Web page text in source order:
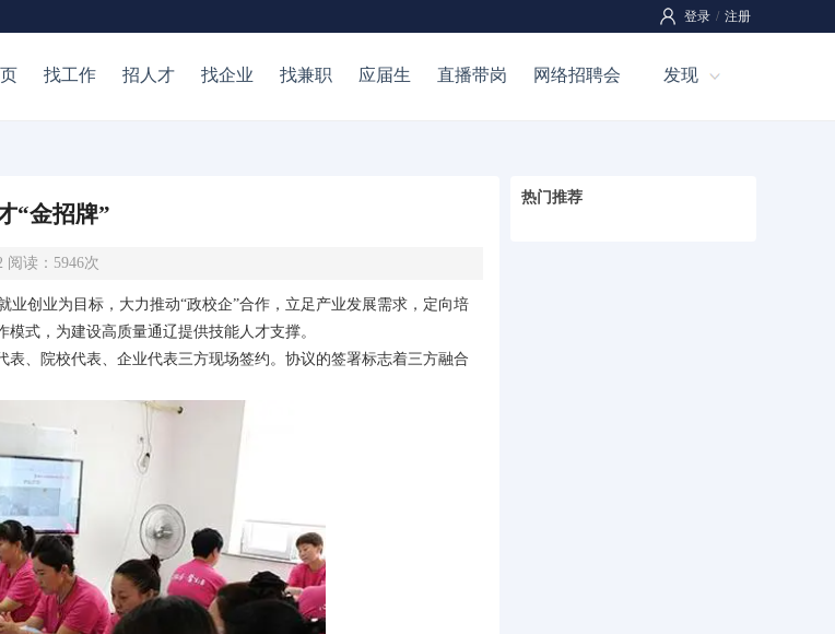
登录 / 注册
找工作 招人才 找企业 找兼职 应届生 直播带岗 网络招聘会 发现
“金招牌”
阅读：5946次
创业为目标，大力推动“政校企”合作，立足产业发展需求，定向培
式，为建设高质量通辽提供技能人才支撑。
、院校代表、企业代表三方现场签约。协议的签署标志着三方融合
热门推荐